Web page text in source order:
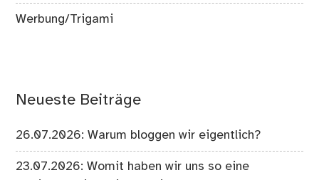
Werbung/Trigami
Neueste Beiträge
26.07.2026: Warum bloggen wir eigentlich?
23.07.2026: Womit haben wir uns so eine